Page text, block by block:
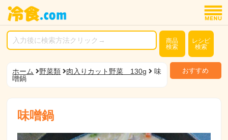
商品
検索
レシピ
検索
ホーム 野菜類 肉入りカット野菜 130g
味
噌鍋
おすすめ
味噌鍋